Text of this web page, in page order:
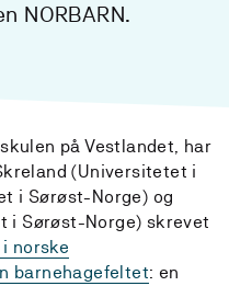
NORBARN.
på Vestlandet, har
(Universitetet i
i Sørøst-Norge) og
i Sørøst-Norge) skrevet
norske
barnehagefeltet: en